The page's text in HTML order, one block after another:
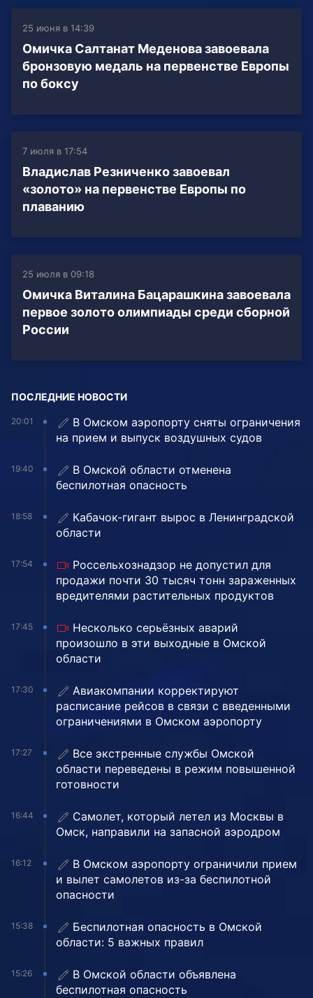
25 июня в 14:39
Омичка Салтанат Меденова завоевала
бронзовую медаль на первенстве Европы
по боксу
7 июля в 17:54
Владислав Резниченко завоевал
«золото» на первенстве Европы по
плаванию
25 июля в 09:18
Омичка Виталина Бацарашкина завоевала
первое золото олимпиады среди сборной
России
ПОСЛЕДНИЕ НОВОСТИ
20:01
В Омском аэропорту сняты ограничения
на прием и выпуск воздушных судов
19:40
В Омской области отменена
беспилотная опасность
18:58
Кабачок-гигант вырос в Ленинградской
области
17:54
Россельхознадзор не допустил для
продажи почти 30 тысяч тонн зараженных
вредителями растительных продуктов
17:45
Несколько серьёзных аварий
произошло в эти выходные в Омской
области
17:30
Авиакомпании корректируют
расписание рейсов в связи с введенными
ограничениями в Омском аэропорту
17:27
Все экстренные службы Омской
области переведены в режим повышенной
готовности
16:44
Самолет, который летел из Москвы в
Омск, направили на запасной аэродром
16:12
В Омском аэропорту ограничили прием
и вылет самолетов из-за беспилотной
опасности
15:38
Беспилотная опасность в Омской
области: 5 важных правил
15:26
В Омской области объявлена
беспилотная опасность